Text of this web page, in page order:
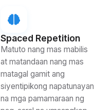
Spaced Repetition
Matuto nang mas mabilis
at matandaan nang mas
matagal gamit ang
siyentipikong napatunayan
na mga pamamaraan ng